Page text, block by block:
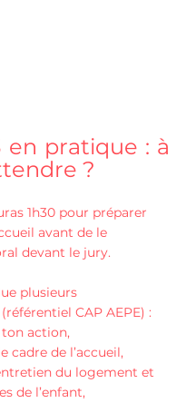
en pratique : à
?
1h30 pour préparer
avant de le
devant le jury.
plusieurs
CAP AEPE) :
action,
cadre de l’accueil,
du logement et
de l’enfant,